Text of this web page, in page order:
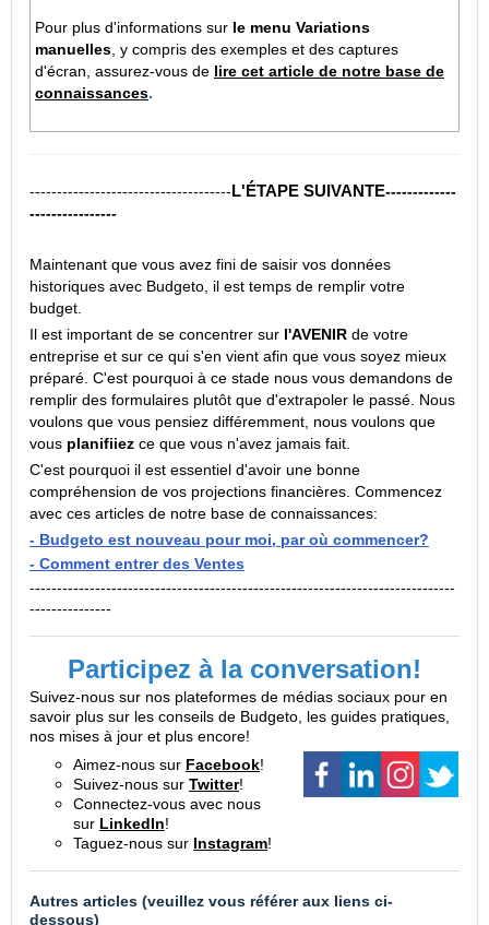
Pour plus d'informations sur le menu Variations
manuelles , y compris des exemples et des captures
d'écran, assurez-vous de lire cet article de notre base de
connaissances.
-------------------------------------L'ÉTAPE SUIVANTE-------------
----------------
Maintenant que vous avez fini de saisir vos données
historiques avec Budgeto, il est temps de remplir votre
budget.
Il est important de se concentrer sur l'AVENIR de votre
entreprise et sur ce qui s'en vient afin que vous soyez mieux
préparé. C'est pourquoi à ce stade nous vous demandons de
remplir des formulaires plutôt que d'extrapoler le passé. Nous
voulons que vous pensiez différemment, nous voulons que
vous planifiiez ce que vous n'avez jamais fait.
C'est pourquoi il est essentiel d'avoir une bonne
compréhension de vos projections financières. Commencez
avec ces articles de notre base de connaissances:
- Budgeto est nouveau pour moi, par où commencer?
- Comment entrer des Ventes
------------------------------------------------------------------------------
---------------
Participez à la conversation!
Suivez-nous sur nos plateformes de médias sociaux pour en
savoir plus sur les conseils de Budgeto, les guides pratiques,
nos mises à jour et plus encore!
Aimez-nous sur Facebook!
Suivez-nous sur Twitter!
Connectez-vous avec nous
sur LinkedIn!
Taguez-nous sur Instagram!
Autres articles (veuillez vous référer aux liens ci-
dessous)